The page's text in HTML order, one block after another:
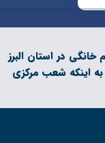
لوازم خانگی در استان البرز
اینکه شعب مرکزی